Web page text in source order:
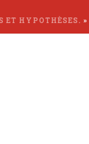
ET HYPOTHÈSES. »